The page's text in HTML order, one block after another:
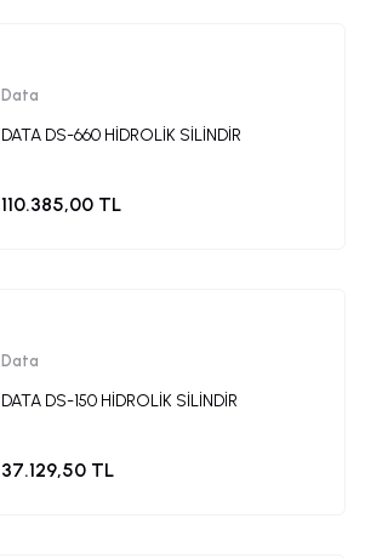
Data
DATA DS-660 HİDROLİK SİLİNDİR
110.385,00 TL
Data
DATA DS-150 HİDROLİK SİLİNDİR
37.129,50 TL